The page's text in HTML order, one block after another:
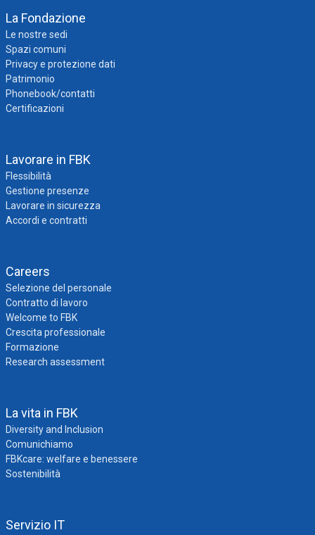
La Fondazione
Le nostre sedi
Spazi comuni
Privacy e protezione dati
Patrimonio
Phonebook/contatti
Certificazioni
Lavorare in FBK
Flessibilità
Gestione presenze
Lavorare in sicurezza
Accordi e contratti
Careers
Selezione del personale
Contratto di lavoro
Welcome to FBK
Crescita professionale
Formazione
Research assessment
La vita in FBK
Diversity and Inclusion
Comunichiamo
FBKcare: welfare e benessere
Sostenibilità
Servizio IT